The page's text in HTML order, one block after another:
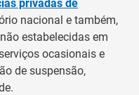
privadas de
nacional e também,
estabelecidas em
ocasionais e
de suspensão,